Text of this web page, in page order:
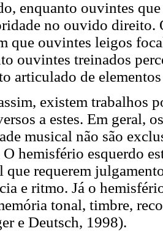
enquanto ouvintes
no ouvido direito.
que ouvintes leigos
ouvintes treinados
articulado de
existem trabalhos
a estes. Em geral,
musical não são
hemisfério esquerdo
que requerem
e ritmo. Já o
tonal, timbre,
e Deutsch, 1998).